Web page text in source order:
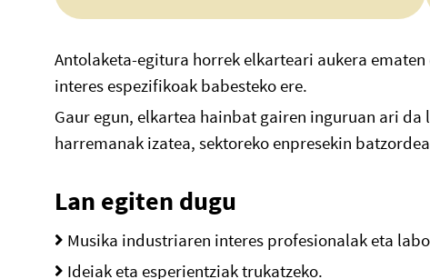
Antolaketa-egitura horrek elkarteari aukera
interes espezifikoak babesteko ere.
Gaur egun, elkartea hainbat gairen inguruan ari
harremanak izatea, sektoreko enpresekin
Lan egiten dugu
Musika industriaren interes profesionalak eta
Ideiak eta esperientziak trukatzeko.